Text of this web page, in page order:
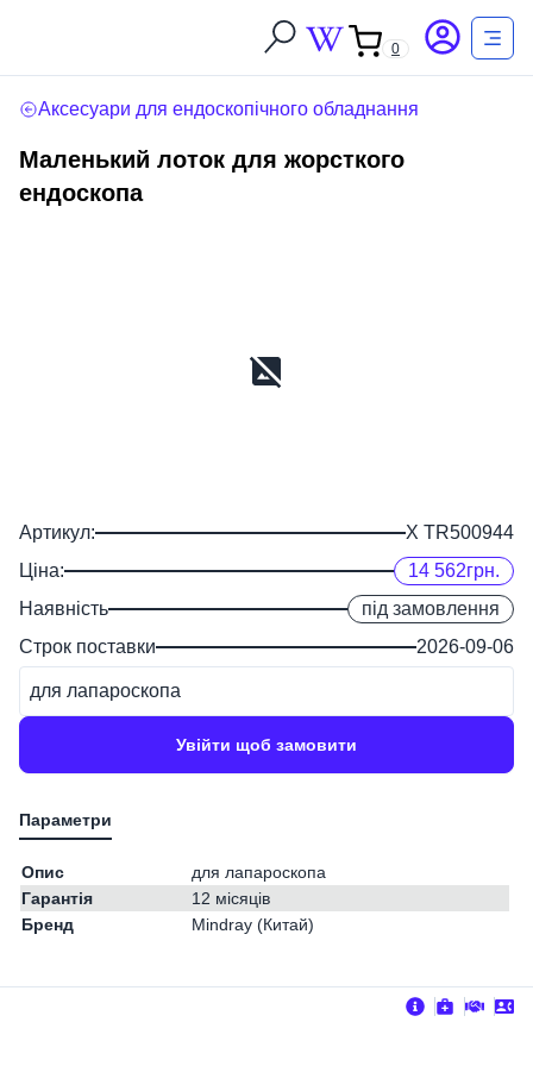
0
Аксесуари для ендоскопічного обладнання
Маленький лоток для жорсткого
ендоскопа
Артикул:
X TR500944
Ціна:
14 562грн.
Наявність
під замовлення
Строк поставки
2026-09-06
для лапароскопа
Увійти щоб замовити
Опис
для лапароскопа
Гарантія
12 місяців
Бренд
Mindray (Китай)